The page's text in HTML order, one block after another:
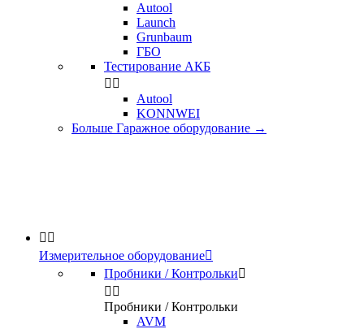
Autool
Launch
Grunbaum
ГБО
Тестирование АКБ
 
Autool
KONNWEI
Больше Гаражное оборудование →
 
Измерительное оборудование
Пробники / Контрольки
 
Пробники / Контрольки
AVM